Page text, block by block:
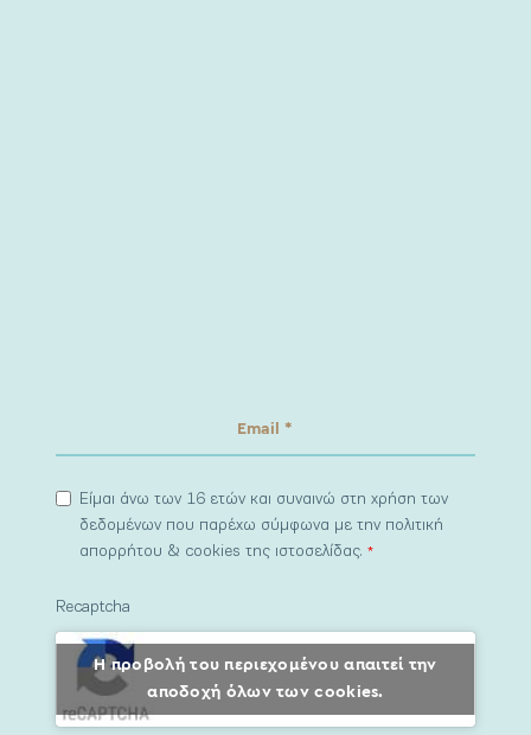
Είμαι άνω των 16 ετών και συναινώ στη χρήση των
δεδομένων που παρέχω σύμφωνα με την πολιτική
απορρήτου & cookies της ιστοσελίδας.*
Recaptcha
Η προβολή του περιεχομένου απαιτεί την
αποδοχή όλων των cookies.